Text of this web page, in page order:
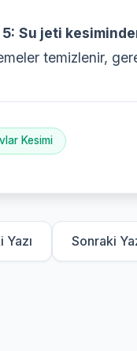
Su jeti
temizlenir,
Kesimi
Yazı Sonraki